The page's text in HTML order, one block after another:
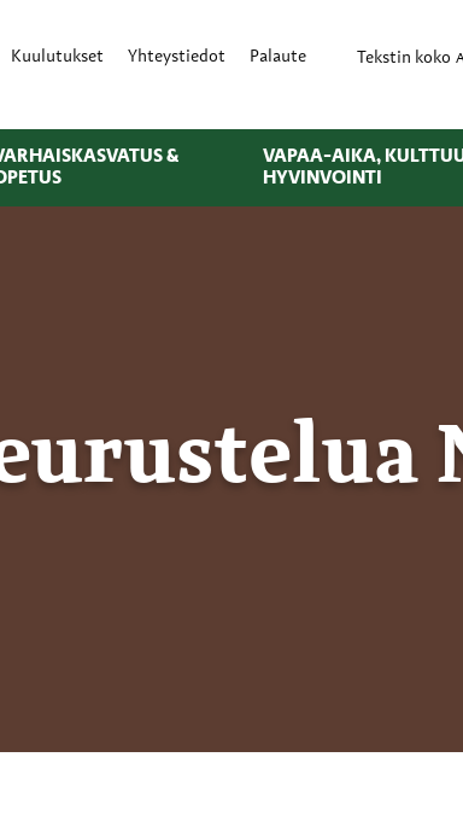
Kuulutukset Yhteystiedot Palaute Tekstin koko
&
VAPAA-AIKA,
HYVINVOINTI